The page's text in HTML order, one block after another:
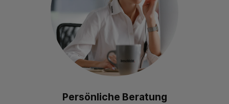
Persönliche Beratung